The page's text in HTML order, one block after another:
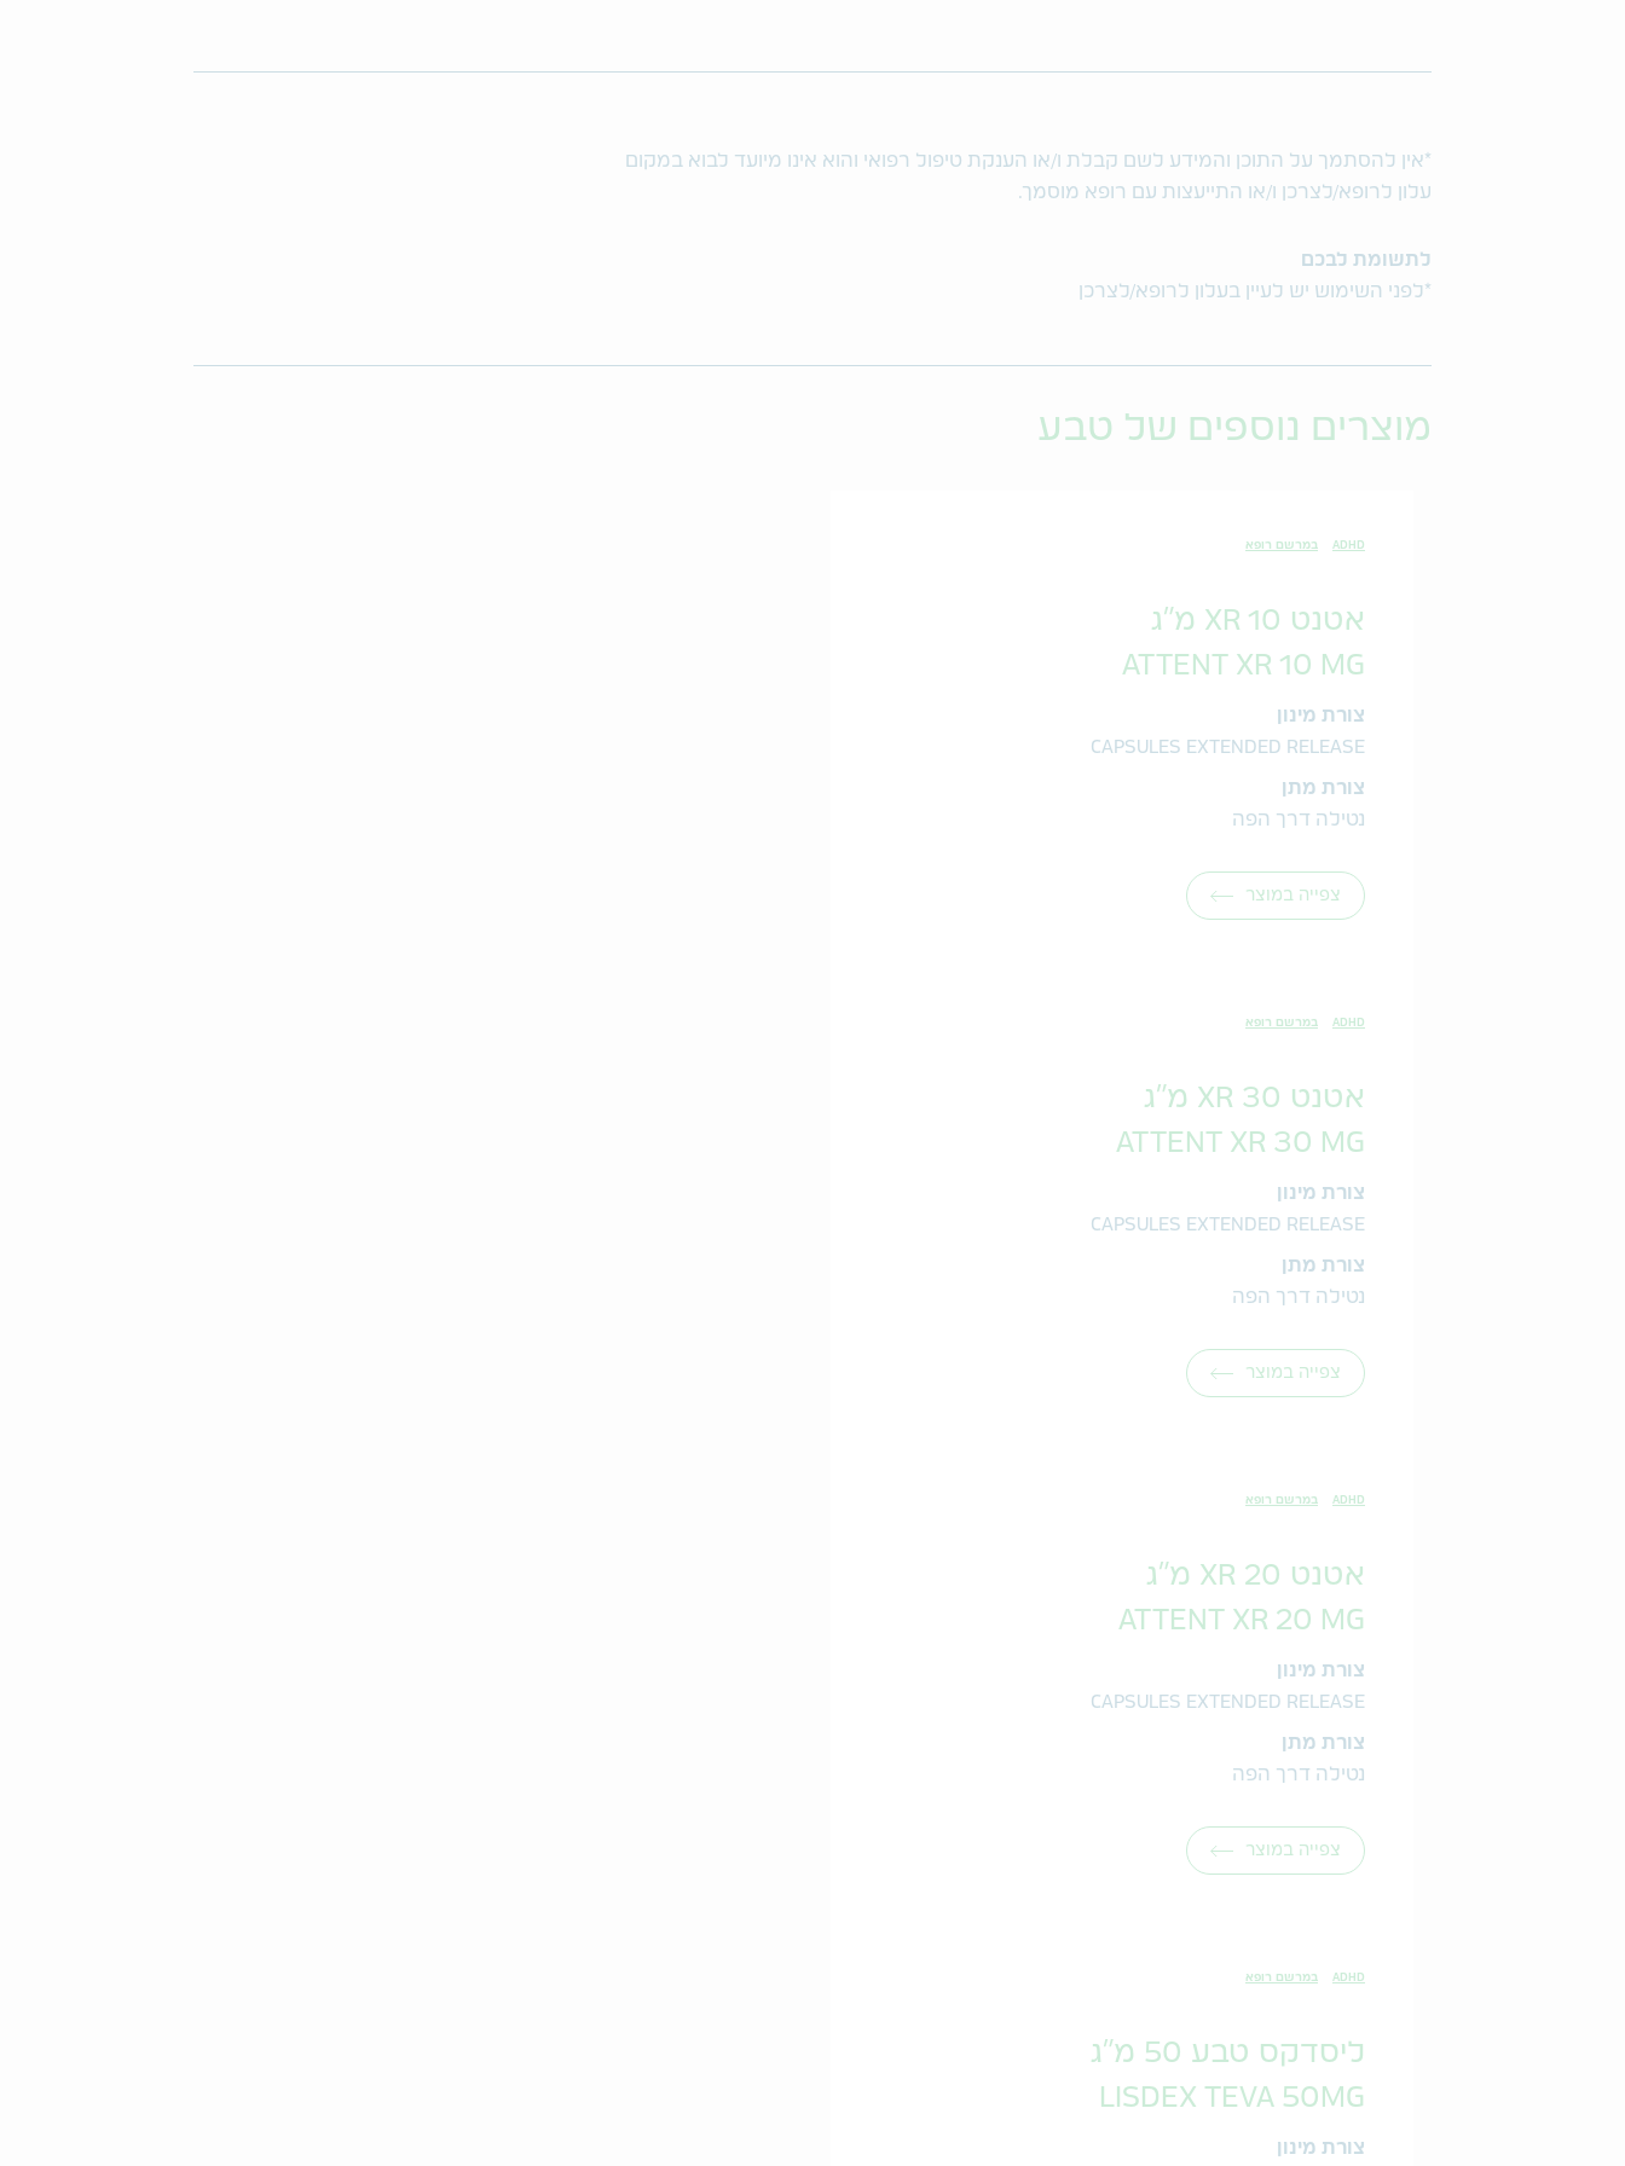
*אין להסתמך על התוכן והמידע לשם קבלת ו/או הענקת טיפול רפואי והוא אינו מיועד לבוא במקום
עלון לרופא/לצרכן ו/או התייעצות עם רופא מוסמך.
לתשומת לבכם
*לפני השימוש יש לעיין בעלון לרופא/לצרכן
מוצרים נוספים של טבע
ADHD במרשם רופא
אטנט XR 10 מ"ג
ATTENT XR 10 MG
צורת מינון
CAPSULES EXTENDED RELEASE
צורת מתן
נטילה דרך הפה
צפייה במוצר
ADHD במרשם רופא
אטנט 30 XR מ"ג
ATTENT XR 30 MG
צורת מינון
CAPSULES EXTENDED RELEASE
צורת מתן
נטילה דרך הפה
צפייה במוצר
ADHD במרשם רופא
אטנט 20 XR מ"ג
ATTENT XR 20 MG
צורת מינון
CAPSULES EXTENDED RELEASE
צורת מתן
נטילה דרך הפה
צפייה במוצר
ADHD במרשם רופא
ליסדקס טבע 50 מ"ג
LISDEX TEVA 50MG
צורת מינון